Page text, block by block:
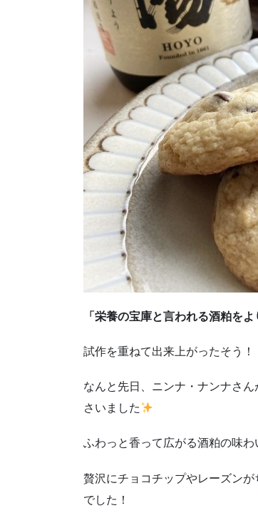
「栄養の宝庫と言われる酒粕を
試作を重ねて出来上がったそう！
なんと先日、ニンナ・ナンナさ
さいました
ふわっと香って広がる酒粕の味
贅沢にチョコチップやレーズン
でした！